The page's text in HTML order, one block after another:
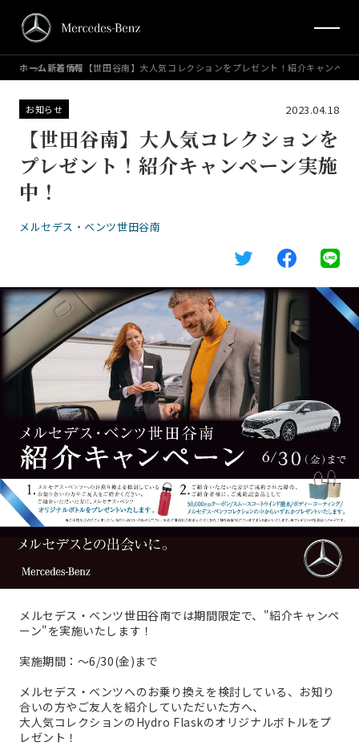
ホーム新着情報 【世田谷南】大人気コレクションをプレゼント！紹介キャンペー
お知らせ 2023.04.18
【世田谷南】大人気コレクションを
プレゼント！紹介キャンペーン実施
中！
メルセデス・ベンツ世田谷南
メルセデス・ベンツ世田谷南では期間限定で、"紹介キャンペ
ーン"を実施いたします！
実施期間：～6/30(金)まで
メルセデス・ベンツへのお乗り換えを検討している、お知り
合いの方やご友人を紹介していただいた方へ、
大人気コレクションのHydro Flaskのオリジナルボトルをプ
レゼント！